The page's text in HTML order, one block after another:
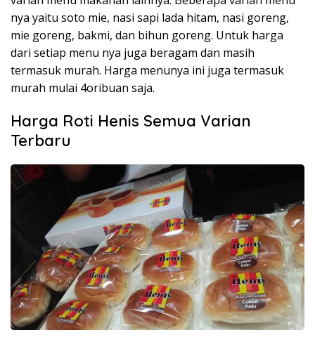
nya yaitu soto mie, nasi sapi lada hitam, nasi goreng,
mie goreng, bakmi, dan bihun goreng. Untuk harga
dari setiap menu nya juga beragam dan masih
termasuk murah. Harga menunya ini juga termasuk
murah mulai 4oribuan saja.
Harga Roti Henis Semua Varian
Terbaru